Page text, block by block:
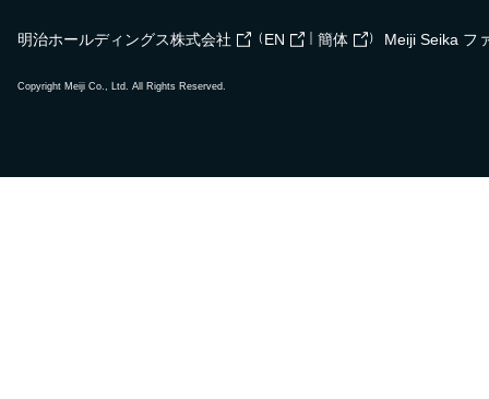
明治ホールディングス株式会社 （ EN ｜ 簡体 ） Meiji Seika フ
Copyright Meiji Co., Ltd. All Rights Reserved.